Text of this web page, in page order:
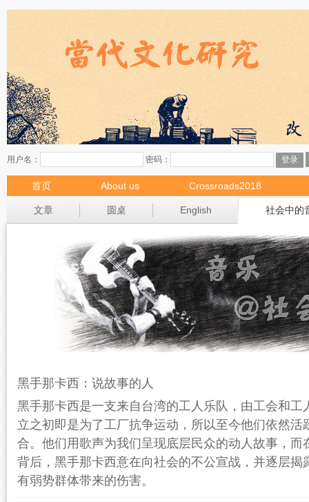
首页 About us
Crossroads2018
现场
文章 圆桌 English 社会中的
黑手那卡西：说故事的人
黑手那卡西是一支来自台湾的工人乐队，由工会和工
立之初即是为了工厂抗争运动，所以至今他们依然活
合。他们用歌声为我们呈现底层民众的动人故事，而
背后，黑手那卡西意在向社会的不公宣战，并逐层揭
有弱势群体带来的伤害。